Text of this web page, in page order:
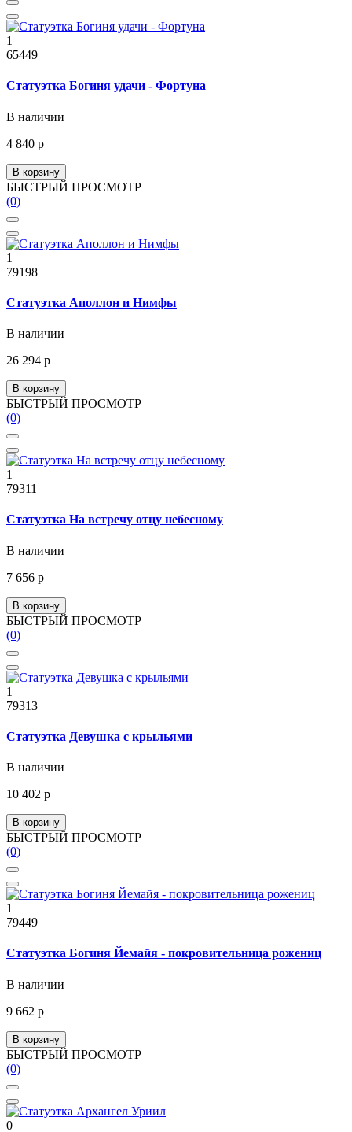
1
65449
Статуэтка Богиня удачи - Фортуна
В наличии
4 840 р
В корзину
БЫСТРЫЙ ПРОСМОТР
(0)
1
79198
Статуэтка Аполлон и Нимфы
В наличии
26 294 р
В корзину
БЫСТРЫЙ ПРОСМОТР
(0)
1
79311
Статуэтка На встречу отцу небесному
В наличии
7 656 р
В корзину
БЫСТРЫЙ ПРОСМОТР
(0)
1
79313
Статуэтка Девушка с крыльями
В наличии
10 402 р
В корзину
БЫСТРЫЙ ПРОСМОТР
(0)
1
79449
Статуэтка Богиня Йемайя - покровительница рожениц
В наличии
9 662 р
В корзину
БЫСТРЫЙ ПРОСМОТР
(0)
0